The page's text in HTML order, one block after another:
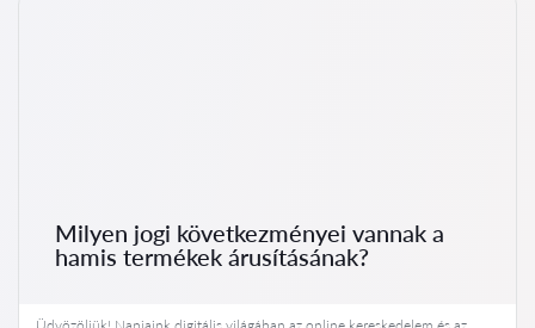
Milyen jogi következményei vannak a
hamis termékek árusításának?